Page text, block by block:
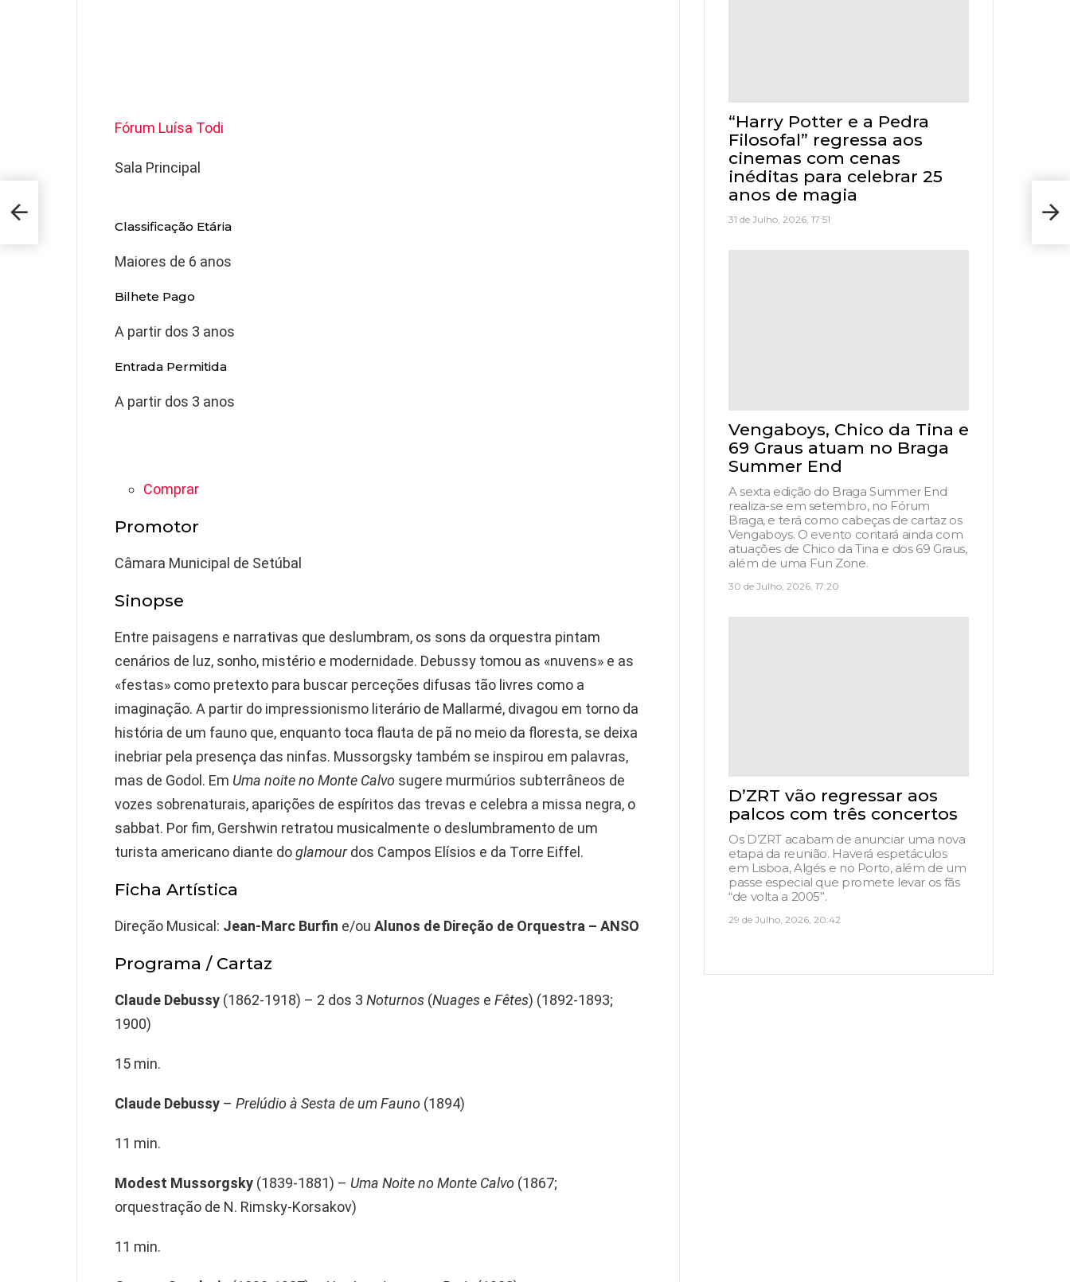
Fórum Luísa Todi
Sala Principal
Classificação Etária
Maiores de 6 anos
Bilhete Pago
A partir dos 3 anos
Entrada Permitida
A partir dos 3 anos
Comprar
Promotor
Câmara Municipal de Setúbal
Sinopse
Entre paisagens e narrativas que deslumbram, os sons da orquestra pintam
cenários de luz, sonho, mistério e modernidade. Debussy tomou as «nuvens» e as
«festas» como pretexto para buscar perceções difusas tão livres como a
imaginação. A partir do impressionismo literário de Mallarmé, divagou em torno da
história de um fauno que, enquanto toca flauta de pã no meio da floresta, se deixa
inebriar pela presença das ninfas. Mussorgsky também se inspirou em palavras,
mas de Godol. Em Uma noite no Monte Calvo sugere murmúrios subterrâneos de
vozes sobrenaturais, aparições de espíritos das trevas e celebra a missa negra, o
sabbat. Por fim, Gershwin retratou musicalmente o deslumbramento de um
turista americano diante doglamourdos Campos Elísios e da Torre Eiffel.
Ficha Artística
Direção Musical: Jean-Marc Burfin e/ou Alunos de Direção de Orquestra – ANSO
Programa / Cartaz
Claude Debussy (1862-1918) – 2 dos 3 Noturnos (Nuages e Fêtes) (1892-1893;
1900)
15 min.
Claude Debussy – Prelúdio à Sesta de um Fauno (1894)
11 min.
Modest Mussorgsky (1839-1881) – Uma Noite no Monte Calvo (1867;
orquestração de N. Rimsky-Korsakov)
11 min.
“Harry Potter e a Pedra
Filosofal” regressa aos
cinemas com cenas
inéditas para celebrar 25
anos de magia
31 de Julho, 2026, 17:51
Vengaboys, Chico da Tina e
69 Graus atuam no Braga
Summer End
A sexta edição do Braga Summer End
realiza-se em setembro, no Fórum
Braga, e terá como cabeças de cartaz os
Vengaboys. O evento contará ainda com
atuações de Chico da Tina e dos 69 Graus,
além de uma Fun Zone.
30 de Julho, 2026, 17:20
D’ZRT vão regressar aos
palcos com três concertos
Os D’ZRT acabam de anunciar uma nova
etapa da reunião. Haverá espetáculos
em Lisboa, Algés e no Porto, além de um
passe especial que promete levar os fãs
“de volta a 2005”.
29 de Julho, 2026, 20:42